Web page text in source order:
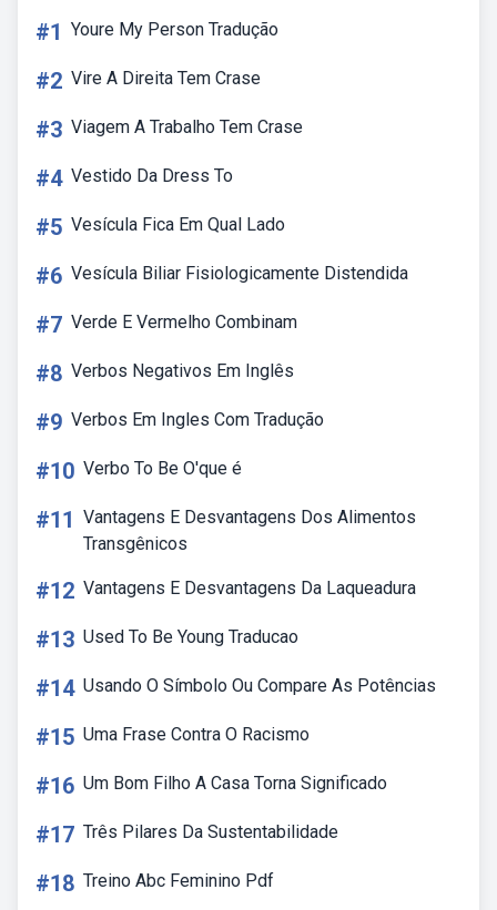
#1 Youre My Person Tradução
#2 Vire A Direita Tem Crase
#3 Viagem A Trabalho Tem Crase
#4 Vestido Da Dress To
#5 Vesícula Fica Em Qual Lado
#6 Vesícula Biliar Fisiologicamente Distendida
#7 Verde E Vermelho Combinam
#8 Verbos Negativos Em Inglês
#9 Verbos Em Ingles Com Tradução
#10 Verbo To Be O'que é
#11 Vantagens E Desvantagens Dos Alimentos
Transgênicos
#12 Vantagens E Desvantagens Da Laqueadura
#13 Used To Be Young Traducao
#14 Usando O Símbolo Ou Compare As Potências
#15 Uma Frase Contra O Racismo
#16 Um Bom Filho A Casa Torna Significado
#17 Três Pilares Da Sustentabilidade
#18 Treino Abc Feminino Pdf